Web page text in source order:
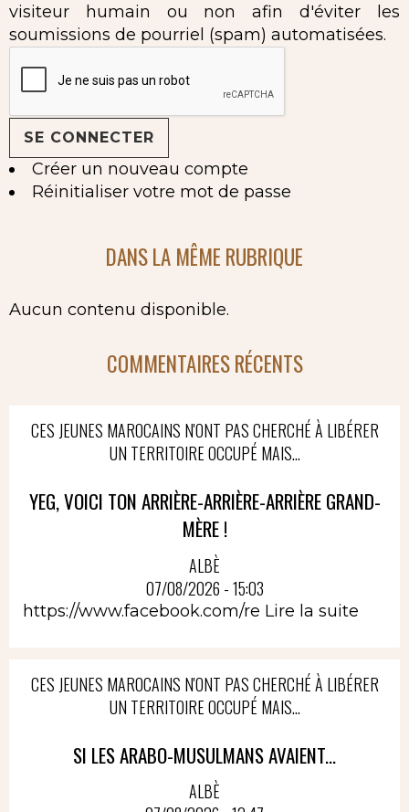
visiteur humain ou non afin d'éviter les
soumissions de pourriel (spam) automatisées.
Créer un nouveau compte
Réinitialiser votre mot de passe
DANS LA MÊME RUBRIQUE
Aucun contenu disponible.
COMMENTAIRES RÉCENTS
CES JEUNES MAROCAINS N'ONT PAS CHERCHÉ À LIBÉRER
UN TERRITOIRE OCCUPÉ MAIS...
YEG, VOICI TON ARRIÈRE-ARRIÈRE-ARRIÈRE GRAND-
MÈRE !
ALBÈ
07/08/2026 - 15:03
https://www.facebook.com/re Lire la suite
CES JEUNES MAROCAINS N'ONT PAS CHERCHÉ À LIBÉRER
UN TERRITOIRE OCCUPÉ MAIS...
SI LES ARABO-MUSULMANS AVAIENT...
ALBÈ